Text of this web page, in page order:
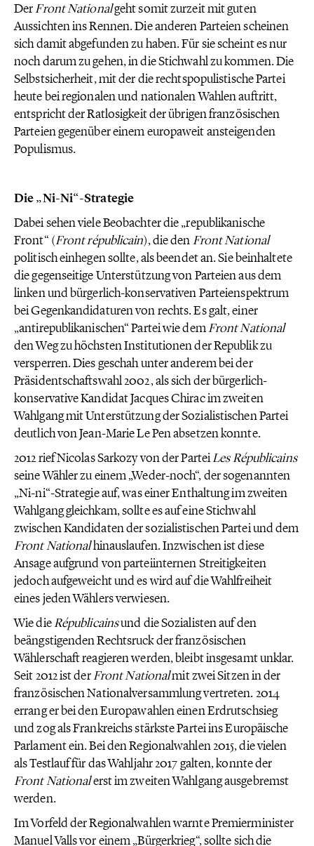
DerFront Nationalgeht somit zurzeit mit guten
Aussichten ins Rennen. Die anderen Parteien scheinen
sich damit abgefunden zu haben. Für sie scheint es nur
noch darum zu gehen, in die Stichwahl zu kommen. Die
Selbstsicherheit, mit der die rechtspopulistische Partei
heute bei regionalen und nationalen Wahlen auftritt,
entspricht der Ratlosigkeit der übrigen französischen
Parteien gegenüber einem europaweit ansteigenden
Populismus.
Die „Ni-Ni“-Strategie
Dabei sehen viele Beobachter die „republikanische
Front“ (Frontrépublicain), die denFront National
politisch einhegen sollte, als beendet an. Sie beinhaltete
die gegenseitige Unterstützung von Parteien aus dem
linken und bürgerlich-konservativen Parteienspektrum
bei Gegenkandidaturen von rechts. Es galt, einer
„antirepublikanischen“ Partei wie demFront National
den Weg zu höchsten Institutionen der Republik zu
versperren. Dies geschah unter anderem bei der
Präsidentschaftswahl 2002, als sich der bürgerlich-
konservative Kandidat Jacques Chirac im zweiten
Wahlgang mit Unterstützung der Sozialistischen Partei
deutlich von Jean-Marie Le Pen absetzen konnte.
2012 rief Nicolas Sarkozy von der ParteiLesRépublicains
seine Wähler zu einem „Weder-noch“, der sogenannten
„Ni-ni“-Strategie auf, was einer Enthaltung im zweiten
Wahlgang gleichkam, sollte es auf eine Stichwahl
zwischen Kandidaten der sozialistischen Partei und dem
Front Nationalhinauslaufen. Inzwischen ist diese
Ansage aufgrund von parteiinternen Streitigkeiten
jedoch aufgeweicht und es wird auf die Wahlfreiheit
eines jeden Wählers verwiesen.
Wie dieRépublicainsund die Sozialisten auf den
beängstigenden Rechtsruck der französischen
Wählerschaft reagieren werden, bleibt insgesamt unklar.
Seit 2012 ist derFront Nationalmit zwei Sitzen in der
französischen Nationalversammlung vertreten. 2014
errang er bei den Europawahlen einen Erdrutschsieg
und zog als Frankreichs stärkste Partei ins Europäische
Parlament ein. Bei den Regionalwahlen 2015, die vielen
als Testlauf für das Wahljahr 2017 galten, konnte der
Front Nationalerst im zweiten Wahlgang ausgebremst
werden.
Im Vorfeld der Regionalwahlen warnte Premierminister
Manuel Valls vor einem „Bürgerkrieg“, sollte sich die